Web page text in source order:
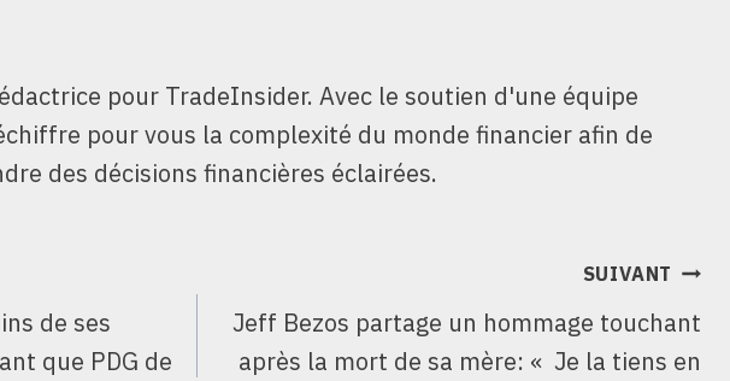
pour TradeInsider. Avec le soutien d'une équipe
pour vous la complexité du monde financier afin de
des décisions financières éclairées.
de ses
que PDG de
SUIVANT
Jeff Bezos partage un hommage touchant
après la mort de sa mère: « Je la tiens en